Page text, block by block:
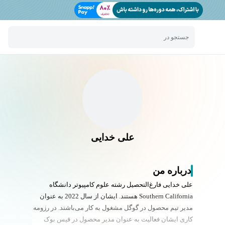
جستجو در
علی خدایی
درباره من
علی خدایی فارغ‌التحصیل رشته علوم کامپیوتر دانشگاه
Southern California هستند. ایشان از سال 2022 به عنوان
مدیر تیم محصول در گوگل مشغول به کار می‌باشند. در رزومه
کاری ایشان فعالیت به عنوان مدیر محصول در فیس بوک